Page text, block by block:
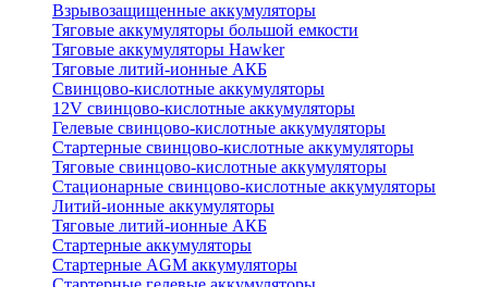
Взрывозащищенные аккумуляторы
Тяговые аккумуляторы большой емкости
Тяговые аккумуляторы Hawker
Тяговые литий-ионные АКБ
Свинцово-кислотные аккумуляторы
12V свинцово-кислотные аккумуляторы
Гелевые свинцово-кислотные аккумуляторы
Стартерные свинцово-кислотные аккумуляторы
Тяговые свинцово-кислотные аккумуляторы
Стационарные свинцово-кислотные аккумуляторы
Литий-ионные аккумуляторы
Тяговые литий-ионные АКБ
Стартерные аккумуляторы
Стартерные AGM аккумуляторы